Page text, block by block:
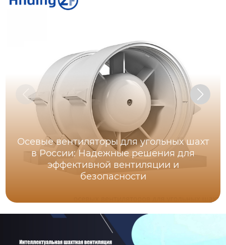
Осевые вентиляторы для угольных шахт
в России: Надежные решения для
эффективной вентиляции и
безопасности